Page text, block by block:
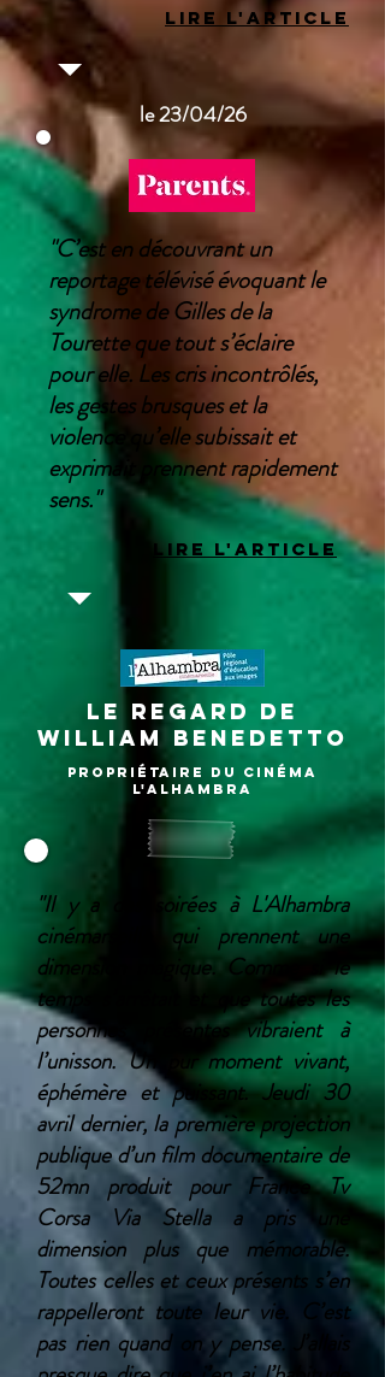
LIRE L'ARTICLE
le 23/04/26
"C’est en découvrant un
reportage télévisé évoquant le
syndrome de Gilles de la
Tourette que tout s’éclaire
pour elle. Les cris incontrôlés,
les gestes brusques et la
violence qu’elle subissait et
exprimait prennent rapidement
sens."
LIRE L'ARTICLE
LE regard DE
William Benedetto
propriétaire du cinéma
l'Alhambra
"Il y a des soirées à L'Alhambra
cinémarseille qui prennent une
dimension magique. Comme si le
temps s’arrêtait et que toutes les
personnes présentes vibraient à
l’unisson. Un pur moment vivant,
éphémère et puissant. Jeudi 30
avril dernier, la première projection
publique d’un film documentaire de
52mn produit pour France Tv
Corsa Via Stella a pris une
dimension plus que mémorable.
Toutes celles et ceux présents s’en
rappelleront toute leur vie. C’est
pas rien quand on y pense. J’allais